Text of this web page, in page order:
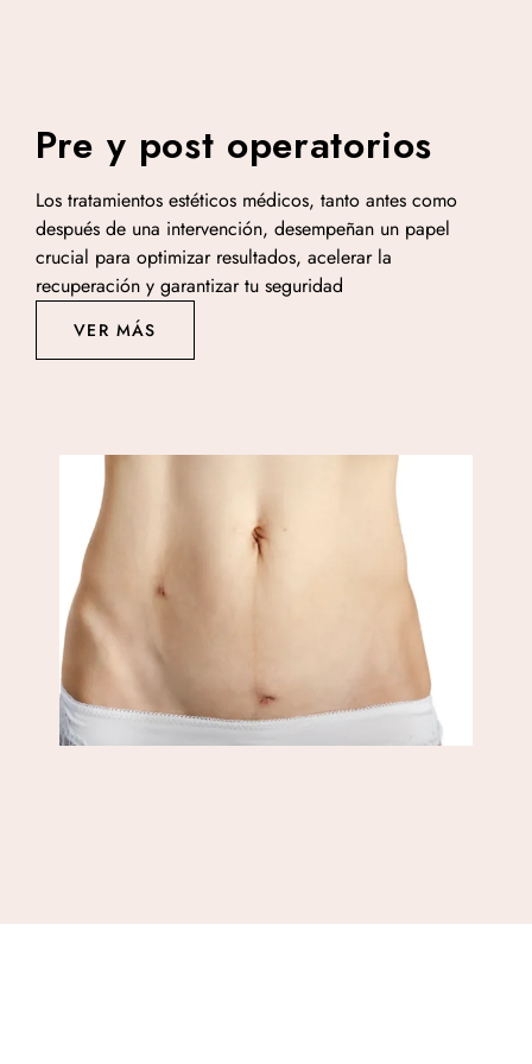
Pre y post operatorios
Los tratamientos estéticos médicos, tanto antes como
después de una intervención, desempeñan un papel
crucial para optimizar resultados, acelerar la
recuperación y garantizar tu seguridad
VER MÁS